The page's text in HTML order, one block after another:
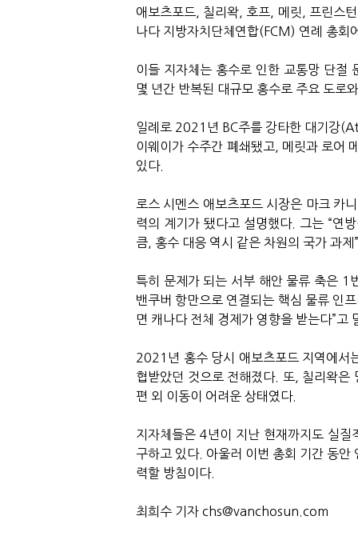
애보츠포드, 칠리왁, 호프, 메릿, 프린스
나다 지방자치단체연합(FCM) 연례 총회
이들 지자체는 홍수로 인한 교통망 단절
몇 년간 반복된 대규모 홍수로 주요 도로
일례로 2021년 BC주를 강타한 대기강
이웨이가 수주간 폐쇄됐고, 메릿과 로어
있다.
로스 시멘스 애보츠포드 시장은 마크 카
력의 계기가 됐다고 설명했다. 그는 “연
큼, 홍수 대응 역시 같은 차원의 국가 과제
특히 문제가 되는 서부 해안 물류 축은 1
밴쿠버 항만으로 연결되는 핵심 물류 인
면 캐나다 전체 경제가 영향을 받는다”고
2021년 홍수 당시 애보츠포드 지역에서
협받았던 것으로 전해졌다. 또, 칠리왁은
편 외 이동이 어려운 상태였다.
지자체들은 4년이 지난 현재까지도 실
구하고 있다. 아울러 이번 총회 기간 동
력할 방침이다.
최희수 기자 chs@vanchosun.com